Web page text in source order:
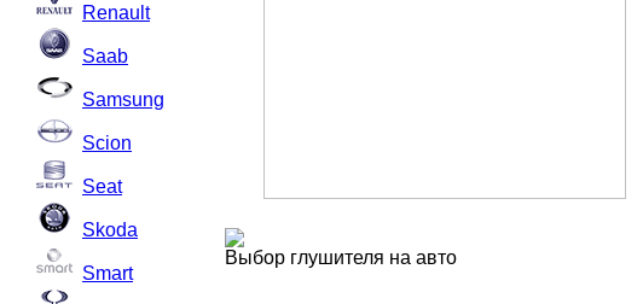
Renault
Saab
Samsung
Scion
Seat
Skoda
Smart
Выбор глушителя на авто